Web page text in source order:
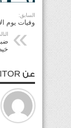
السابق:
وفيات يوم الأحد 28
عن ALHAKEA EDITOR